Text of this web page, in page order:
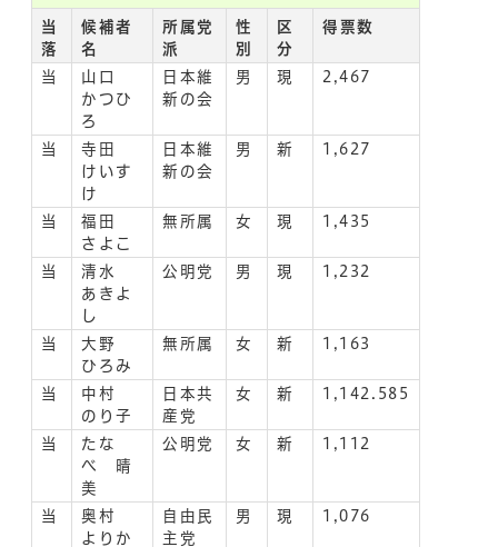
当
落
候補者
名
所属党
派
性
別
区
分
得票数
当
山口
かつひ
ろ
日本維
新の会
男 現 2,467
当
寺田
けいす
け
日本維
新の会
男 新 1,627
当
福田
さよこ
無所属 女 現 1,435
当
清水
あきよ
し
公明党 男 現 1,232
当
大野
ひろみ
無所属 女 新 1,163
当
中村
のり子
日本共
産党
女 新 1,142.585
当
たな
べ 晴
美
公明党 女 新 1,112
当
奥村
よりか
自由民
主党
男 現 1,076